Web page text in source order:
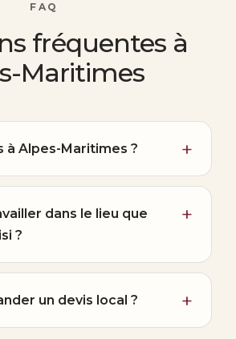
FAQ
fréquentes à
Maritimes
à Alpes-Maritimes ?
dans le lieu que
?
un devis local ?